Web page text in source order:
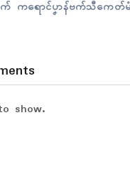
ဗၟံက် ကရောၚ်ပၞာန်ဗက်သီကေ
show.